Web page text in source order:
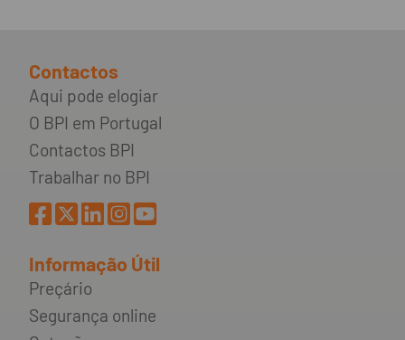
Contactos
Aqui pode elogiar
O BPI em Portugal
Contactos BPI
Trabalhar no BPI
Informação Útil
Preçário
Segurança online